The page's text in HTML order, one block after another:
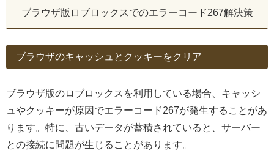
ブラウザ版ロブロックスでのエラーコード267解決策
ブラウザのキャッシュとクッキーをクリア
ブラウザ版のロブロックスを利用している場合、キャッシ
ュやクッキーが原因でエラーコード267が発生することがあ
ります。特に、古いデータが蓄積されていると、サーバー
との接続に問題が生じることがあります。